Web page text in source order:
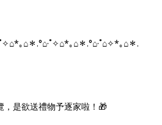
｡⌂＊.° ⌂·˚✧⌂*｡⌂＊.°⌂ ·˚⌂✧*｡⌂＊.
，是欲送禮物予逐家啦！🎁